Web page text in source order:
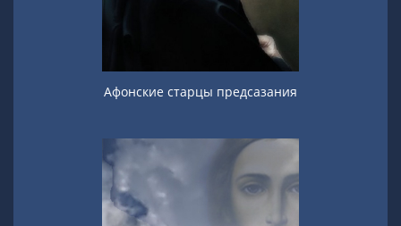
Афонские старцы предсазания